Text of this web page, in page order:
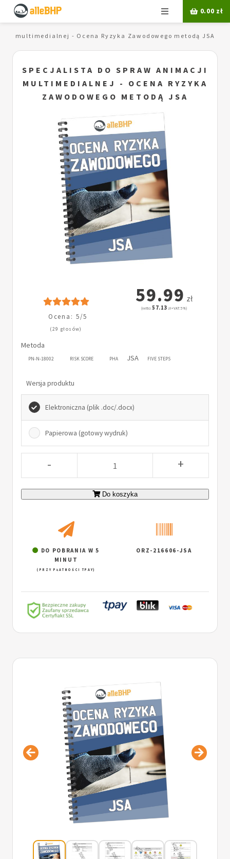
Menu 0.00 zł
multimedialnej - Ocena Ryzyka Zawodowego metodą JSA
SPECJALISTA DO SPRAW ANIMACJI
MULTIMEDIALNEJ - OCENA RYZYKA
ZAWODOWEGO METODĄ JSA
Ocena: 5/5
(29 głosów)
59.99 zł
(netto:57.13 zł + VAT: 5%)
Metoda
PN-N-18002 RISK SCORE PHA JSA FIVE STEPS
Wersja produktu
Elektroniczna (plik .doc/.docx)
Papierowa (gotowy wydruk)
- +
Do koszyka
DO POBRANIA W 5
MINUT
(PRZY PŁATNOŚCI TPAY)
ORZ-216606-JSA